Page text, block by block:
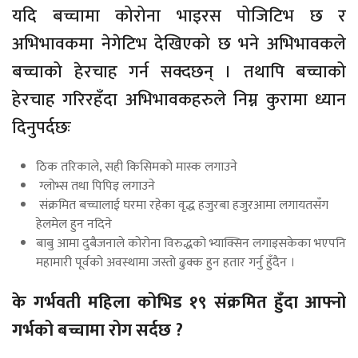
यदि बच्चामा कोरोना भाइरस पोजिटिभ छ र
अभिभावकमा नेगेटिभ देखिएको छ भने अभिभावकले
बच्चाको हेरचाह गर्न सक्दछन् । तथापि बच्चाको
हेरचाह गरिरहँदा अभिभावकहरुले निम्न कुरामा ध्यान
दिनुपर्दछः
ठिक तरिकाले, सही किसिमको मास्क लगाउने
ग्लोभ्स तथा पिपिइ लगाउने
संक्रमित बच्चालाई घरमा रहेका वृद्ध हजुरबा हजुरआमा लगायतसँग
हेलमेल हुन नदिने
बाबु आमा दुबैजनाले कोरोना विरुद्धको भ्याक्सिन लगाइसकेका भएपनि
महामारी पूर्वको अवस्थामा जस्तो ढुक्क हुन हतार गर्नु हुँदैन ।
के गर्भवती महिला कोभिड १९ संक्रमित हुँदा आफ्नो
गर्भको बच्चामा रोग सर्दछ ?